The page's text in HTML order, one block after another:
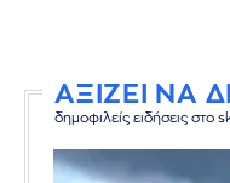
ΑΞΙΖΕΙ ΝΑ
δημοφιλείς ειδήσεις στο